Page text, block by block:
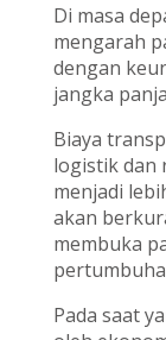
Di masa
mengarah
dengan
jangka
Biaya
logistik dan
menjadi
akan
membuka
Pada saat